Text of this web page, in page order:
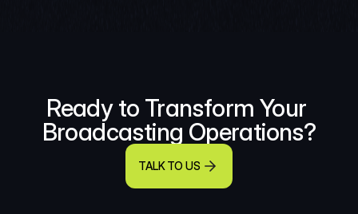
Ready to Transform Your
Broadcasting Operations?
TALK TO US